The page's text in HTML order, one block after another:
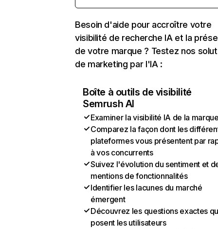
Besoin d'aide pour accroître votre
visibilité de recherche IA et la
de votre marque ? Testez nos
de marketing par l'IA :
Boîte à outils de visibilité
Semrush AI
Examiner la visibilité IA de la
Comparez la façon dont les
plateformes vous présentent par
à vos concurrents
Suivez l'évolution du sentiment et
mentions de fonctionnalités
Identifier les lacunes du marché
émergent
Découvrez les questions exactes
posent les utilisateurs